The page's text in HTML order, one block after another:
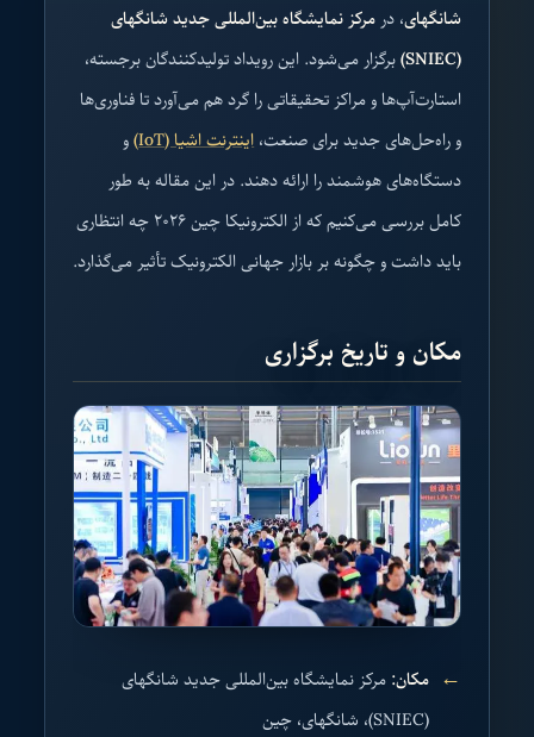
شانگهای، در مرکز نمایشگاه بین‌المللی جدید شانگهای
(SNIEC)
برگزار می‌شود. این رویداد تولیدکنندگان برجسته،
استارت‌آپ‌ها و مراکز تحقیقاتی را گرد هم می‌آورد تا فناوری‌ها
و راه‌حل‌های جدید برای صنعت،اینترنت اشیا (IoT)
و
دستگاه‌های هوشمند را ارائه دهند. در این مقاله به طور
کامل بررسی می‌کنیم که از الکترونیکا چین ۲۰۲۶ چه انتظاری
باید داشت و چگونه بر بازار جهانی الکترونیک تأثیر می‌گذارد.
مکان و تاریخ برگزاری
مکان:مرکز نمایشگاه بین‌المللی جدید شانگهای
(SNIEC)، شانگهای، چین